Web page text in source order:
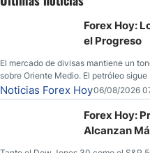
Forex Hoy:
el Progreso
El mercado de divisas mantiene un
sobre Oriente Medio. El petróleo
y los operadores esperan nuevas
Unidos.
Noticias Forex Hoy06/08/2026
Forex Hoy:
Alcanzan